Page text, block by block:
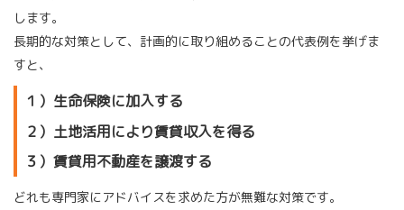
します。
長期的な対策として、計画的に取り組めることの代表例を挙げま
すと、
１）生命保険に加入する
２）土地活用により賃貸収入を得る
３）賃貸用不動産を譲渡する
どれも専門家にアドバイスを求めた方が無難な対策です。